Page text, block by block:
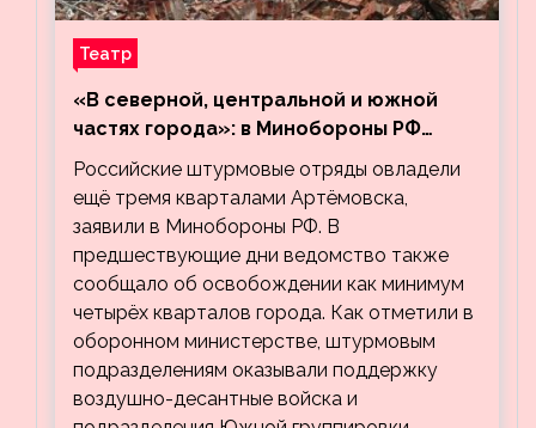
Театр
«В северной, центральной и южной
частях города»: в Минобороны РФ
заявили об освобождении ещё трёх
кварталов Артёмовска
Российские штурмовые отряды овладели
ещё тремя кварталами Артёмовска,
заявили в Минобороны РФ. В
предшествующие дни ведомство также
сообщало об освобождении как минимум
четырёх кварталов города. Как отметили в
оборонном министерстве, штурмовым
подразделениям оказывали поддержку
воздушно-десантные войска и